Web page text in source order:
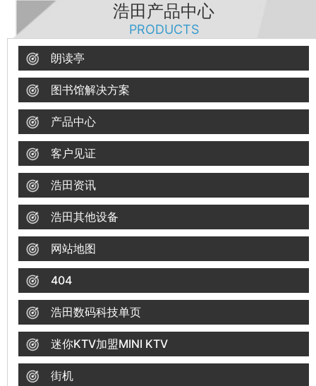
浩田产品中心
PRODUCTS
朗读亭
图书馆解决方案
产品中心
客户见证
浩田资讯
浩田其他设备
网站地图
404
浩田数码科技单页
迷你KTV加盟MINI KTV
街机